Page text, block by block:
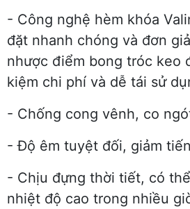
- Công nghệ hèm khóa
đặt nhanh chóng và đơn
nhược điểm bong tróc keo
kiệm chi phí và dễ tái sử
- Chống cong vênh, co
- Độ êm tuyệt đối, giảm
- Chịu đựng thời tiết, có
nhiệt độ cao trong nhiều